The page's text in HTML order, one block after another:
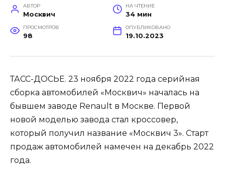
АВТОР
Москвич
НА ЧТЕНИЕ
34 мин
ПРОСМОТРОВ
98
ОПУБЛИКОВАНО
19.10.2023
ТАСС-ДОСЬЕ. 23 ноября 2022 года серийная
сборка автомобилей «Москвич» началась на
бывшем заводе Renault в Москве. Первой
новой моделью завода стал кроссовер,
который получил название «Москвич 3». Старт
продаж автомобилей намечен на декабрь 2022
года.